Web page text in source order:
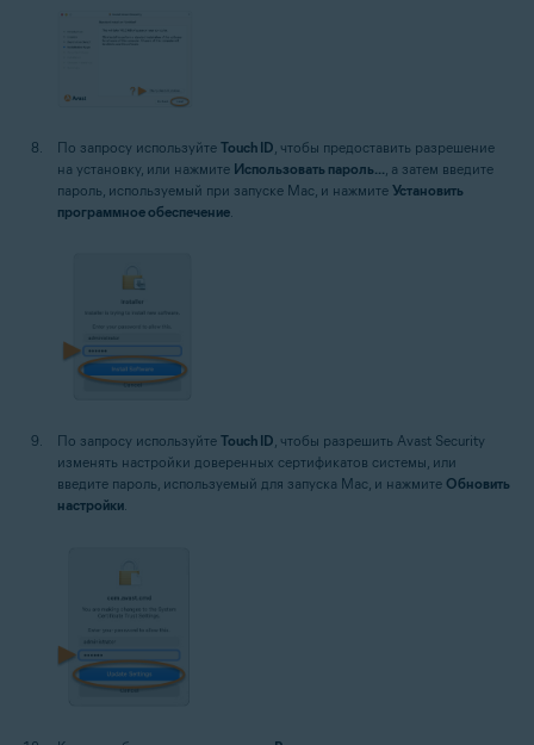
По запросу используйте Touch ID, чтобы предоставить разрешение
на установку, или нажмите Использовать пароль..., а затем введите
пароль, используемый при запуске Mac, и нажмите Установить
программное обеспечение.
По запросу используйте Touch ID, чтобы разрешить Avast Security
изменять настройки доверенных сертификатов системы, или
введите пароль, используемый для запуска Mac, и нажмите Обновить
настройки.